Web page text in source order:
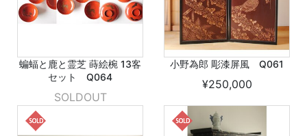
蝙蝠と鹿と霊芝 蒔絵椀 13客
セット Q064
SOLDOUT
小野為郎 彫漆屏風 Q061
¥250,000